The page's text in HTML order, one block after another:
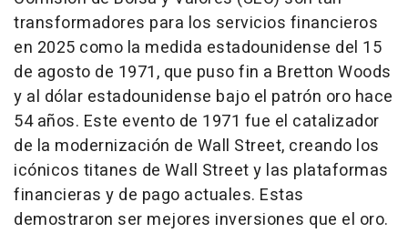
transformadores para los servicios financieros
en 2025 como la medida estadounidense del 15
de agosto de 1971, que puso fin a Bretton Woods
y al dólar estadounidense bajo el patrón oro hace
54 años. Este evento de 1971 fue el catalizador
de la modernización de Wall Street, creando los
icónicos titanes de Wall Street y las plataformas
financieras y de pago actuales. Estas
demostraron ser mejores inversiones que el oro.